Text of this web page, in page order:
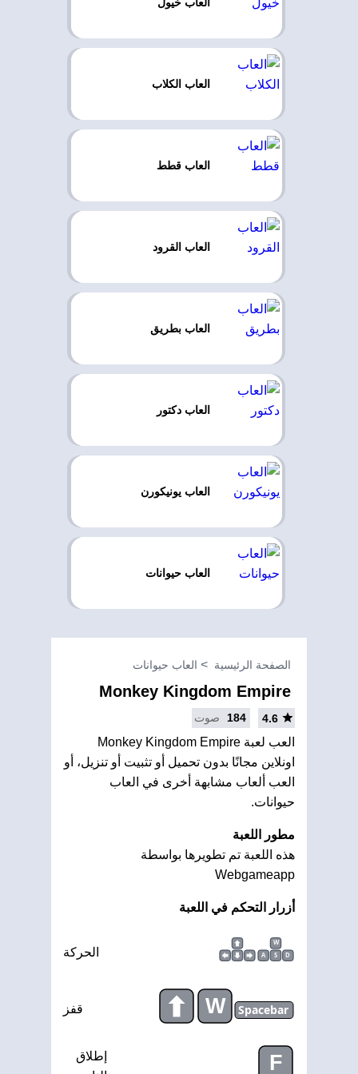
العاب الكلاب
العاب قطط
العاب القرود
العاب بطريق
العاب دكتور
العاب يونيكورن
العاب حيوانات
الصفحة الرئيسية العاب حيوانات
Monkey Kingdom Empire
4.6
184 صوت
العب لعبة Monkey Kingdom Empire
اونلاين مجانًا بدون تحميل أو تثبيت أو تنزيل، أو
العب ألعاب مشابهة أخرى في العاب
حيوانات.
مطور اللعبة
هذه اللعبة تم تطويرها بواسطة
Webgameapp
أزرار التحكم في اللعبة
W
A
S D الحركة
Spacebar
W قفز
F
إطلاق